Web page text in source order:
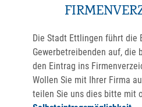
Die Stadt Ettlingen führt die
Gewerbetreibenden auf, die
den Eintrag ins
Wollen Sie mit Ihrer Firma
teilen Sie uns dies bitte mit